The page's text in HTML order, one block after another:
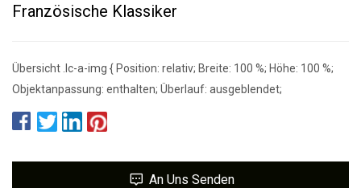
Französische Klassiker
Übersicht .lc-a-img { Position: relativ; Breite: 100 %; Höhe: 100 %;
Objektanpassung: enthalten; Überlauf: ausgeblendet;
An Uns Senden